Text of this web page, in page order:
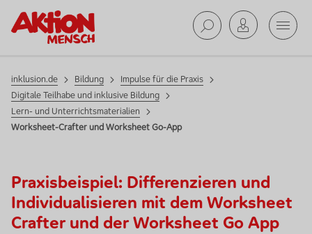
inklusion.de Bildung
Impulse für die Praxis
Digitale Teilhabe und inklusive Bildung
Lern- und Unterrichtsmaterialien
Worksheet-Crafter und Worksheet Go-App
Praxisbeispiel: Differenzieren und
Individualisieren mit demWorksheet
Crafterund derWorksheet Go App